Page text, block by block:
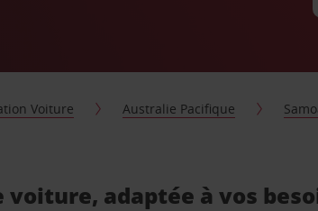
Voiture Australie Pacifique
voiture, adaptée à vos